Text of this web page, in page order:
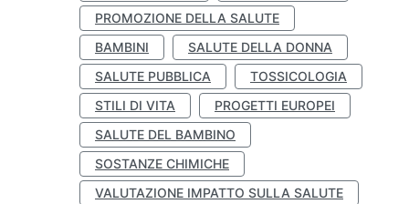
PROMOZIONE DELLA SALUTE
BAMBINI
SALUTE DELLA DONNA
SALUTE PUBBLICA
TOSSICOLOGIA
STILI DI VITA
PROGETTI EUROPEI
SALUTE DEL BAMBINO
SOSTANZE CHIMICHE
VALUTAZIONE IMPATTO SULLA SALUTE